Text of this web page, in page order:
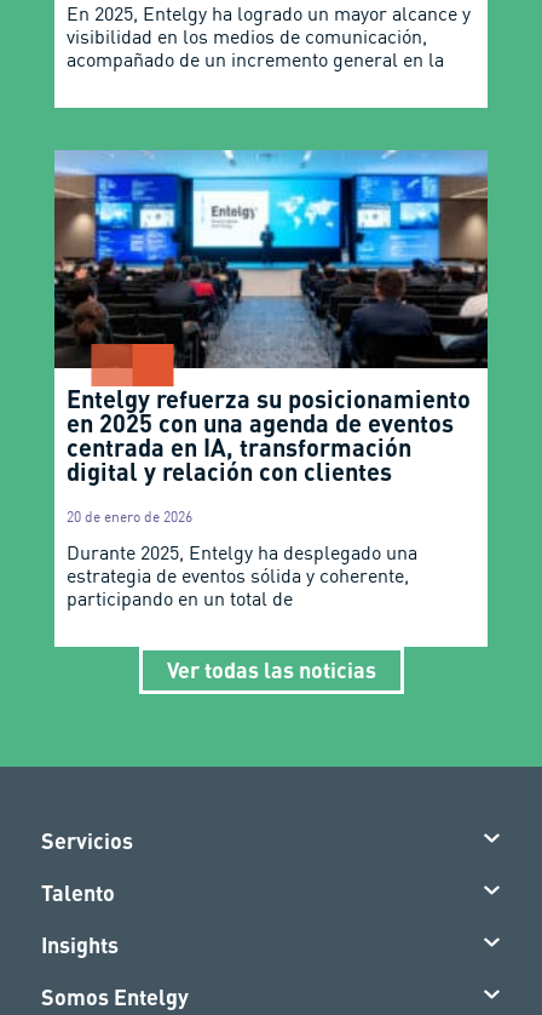
En 2025, Entelgy ha logrado un mayor alcance y
visibilidad en los medios de comunicación,
acompañado de un incremento general en la
Entelgy refuerza su posicionamiento
en 2025 con una agenda de eventos
centrada en IA, transformación
digital y relación con clientes
20 de enero de 2026
Durante 2025, Entelgy ha desplegado una
estrategia de eventos sólida y coherente,
participando en un total de
Ver todas las noticias
Servicios
Talento
Insights
Somos Entelgy